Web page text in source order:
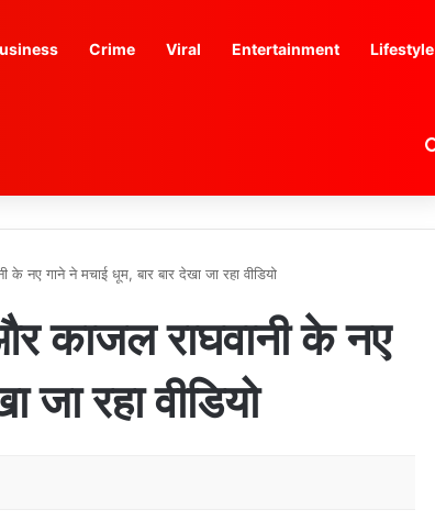
Crime Viral Entertainment Lifestyle
गाने ने मचाई धूम, बार बार देखा जा रहा वीडियो
राघवानी के नए
जा रहा वीडियो